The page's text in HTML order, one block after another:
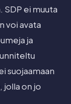
SDP ei muuta
voi avata
ja
suojaamaan
jolla on jo